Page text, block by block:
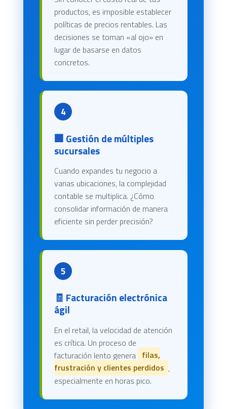
productos, es imposible establecer
políticas de precios rentables. Las
decisiones se toman «al ojo» en
lugar de basarse en datos
concretos.
4
🏢 Gestión de múltiples
sucursales
Cuando expandes tu negocio a
varias ubicaciones, la complejidad
contable se multiplica. ¿Cómo
consolidar información de manera
eficiente sin perder precisión?
5
🧾 Facturación electrónica
ágil
En el retail, la velocidad de atención
es crítica. Un proceso de
facturación lento genera filas,
frustración y clientes perdidos ,
especialmente en horas pico.